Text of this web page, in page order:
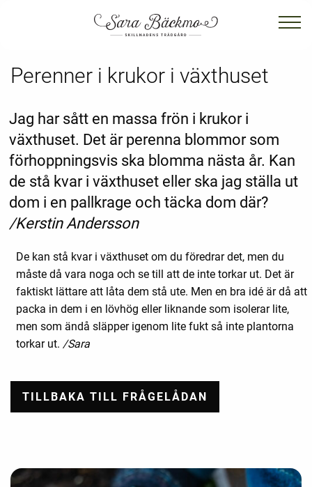
Perenner i krukor i växthuset
Jag har sått en massa frön i krukor i
växthuset. Det är perenna blommor som
förhoppningsvis ska blomma nästa år. Kan
de stå kvar i växthuset eller ska jag ställa ut
dom i en pallkrage och täcka dom där?
/Kerstin Andersson
De kan stå kvar i växthuset om du föredrar det, men du
måste då vara noga och se till att de inte torkar ut. Det är
faktiskt lättare att låta dem stå ute. Men en bra idé är då att
packa in dem i en lövhög eller liknande som isolerar lite,
men som ändå släpper igenom lite fukt så inte plantorna
torkar ut. /Sara